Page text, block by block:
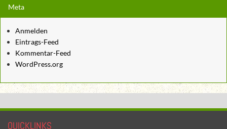
Meta
Anmelden
Eintrags-Feed
Kommentar-Feed
WordPress.org
QUICKLINKS